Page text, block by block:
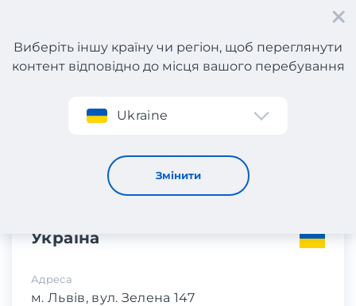
Реєстрація
Виберіть іншу країну чи регіон, щоб переглянути
контент відповідно до місця вашого перебування
Ukraine
Змінити
Контакти
Контакти
Україна
Адреса
м. Львів, вул. Зелена 147